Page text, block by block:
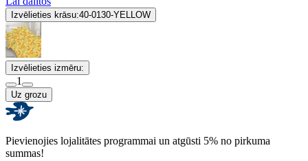
Izvēlieties krāsu:40-0130-YELLOW
Izvēlieties izmēru:
1
Uz grozu
Pievienojies lojalitātes programmai un atgūsti 5% no pirkuma
summas!